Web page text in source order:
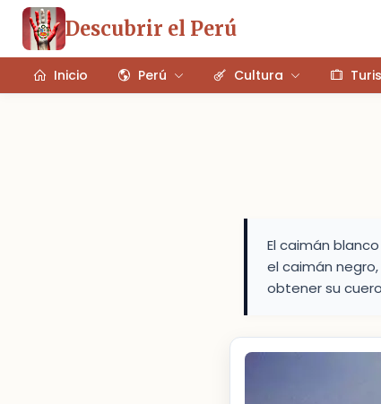
Descubrir el Perú
Inicio Perú Cultura
El caimán
el caimán
obtener su